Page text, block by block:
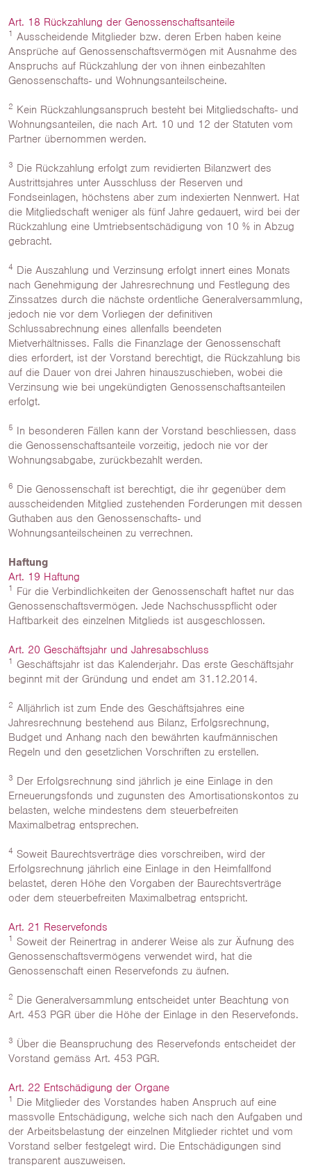
Art. 18 Rückzahlung der Genossenschaftsanteile
1 Ausscheidende Mitglieder bzw. deren Erben haben keine
Ansprüche auf Genossenschaftsvermögen mit Ausnahme des
Anspruchs auf Rückzahlung der von ihnen einbezahlten
Genossenschafts- und Wohnungsanteilscheine.
2 Kein Rückzahlungsanspruch besteht bei Mitgliedschafts- und
Wohnungsanteilen, die nach Art. 10 und 12 der Statuten vom
Partner übernommen werden.
3 Die Rückzahlung erfolgt zum revidierten Bilanzwert des
Austrittsjahres unter Ausschluss der Reserven und
Fondseinlagen, höchstens aber zum indexierten Nennwert. Hat
die Mitgliedschaft weniger als fünf Jahre gedauert, wird bei der
Rückzahlung eine Umtriebsentschädigung von 10 % in Abzug
gebracht.
4 Die Auszahlung und Verzinsung erfolgt innert eines Monats
nach Genehmigung der Jahresrechnung und Festlegung des
Zinssatzes durch die nächste ordentliche Generalversammlung,
jedoch nie vor dem Vorliegen der definitiven
Schlussabrechnung eines allenfalls beendeten
Mietverhältnisses. Falls die Finanzlage der Genossenschaft
dies erfordert, ist der Vorstand berechtigt, die Rückzahlung bis
auf die Dauer von drei Jahren hinauszuschieben, wobei die
Verzinsung wie bei ungekündigten Genossenschaftsanteilen
erfolgt.
5 In besonderen Fällen kann der Vorstand beschliessen, dass
die Genossenschaftsanteile vorzeitig, jedoch nie vor der
Wohnungsabgabe, zurückbezahlt werden.
6 Die Genossenschaft ist berechtigt, die ihr gegenüber dem
ausscheidenden Mitglied zustehenden Forderungen mit dessen
Guthaben aus den Genossenschafts- und
Wohnungsanteilscheinen zu verrechnen.
Haftung
Art. 19 Haftung
1 Für die Verbindlichkeiten der Genossenschaft haftet nur das
Genossenschaftsvermögen. Jede Nachschusspflicht oder
Haftbarkeit des einzelnen Mitglieds ist ausgeschlossen.
Art. 20 Geschäftsjahr und Jahresabschluss
1 Geschäftsjahr ist das Kalenderjahr. Das erste Geschäftsjahr
beginnt mit der Gründung und endet am 31.12.2014.
2 Alljährlich ist zum Ende des Geschäftsjahres eine
Jahresrechnung bestehend aus Bilanz, Erfolgsrechnung,
Budget und Anhang nach den bewährten kaufmännischen
Regeln und den gesetzlichen Vorschriften zu erstellen.
3 Der Erfolgsrechnung sind jährlich je eine Einlage in den
Erneuerungsfonds und zugunsten des Amortisationskontos zu
belasten, welche mindestens dem steuerbefreiten
Maximalbetrag entsprechen.
4 Soweit Baurechtsverträge dies vorschreiben, wird der
Erfolgsrechnung jährlich eine Einlage in den Heimfallfond
belastet, deren Höhe den Vorgaben der Baurechtsverträge
oder dem steuerbefreiten Maximalbetrag entspricht.
Art. 21 Reservefonds
1 Soweit der Reinertrag in anderer Weise als zur Äufnung des
Genossenschaftsvermögens verwendet wird, hat die
Genossenschaft einen Reservefonds zu äufnen.
2 Die Generalversammlung entscheidet unter Beachtung von
Art. 453 PGR über die Höhe der Einlage in den Reservefonds.
3 Über die Beanspruchung des Reservefonds entscheidet der
Vorstand gemäss Art. 453 PGR.
Art. 22 Entschädigung der Organe
1 Die Mitglieder des Vorstandes haben Anspruch auf eine
massvolle Entschädigung, welche sich nach den Aufgaben und
der Arbeitsbelastung der einzelnen Mitglieder richtet und vom
Vorstand selber festgelegt wird. Die Entschädigungen sind
transparent auszuweisen.